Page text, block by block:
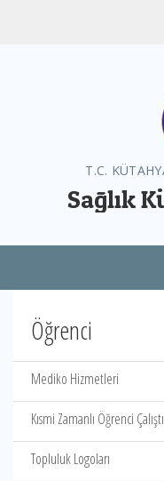
T.C.
Sağlık
Öğrenci
Mediko Hizmetleri
Kısmi Zamanlı Öğrenci
Topluluk Logoları